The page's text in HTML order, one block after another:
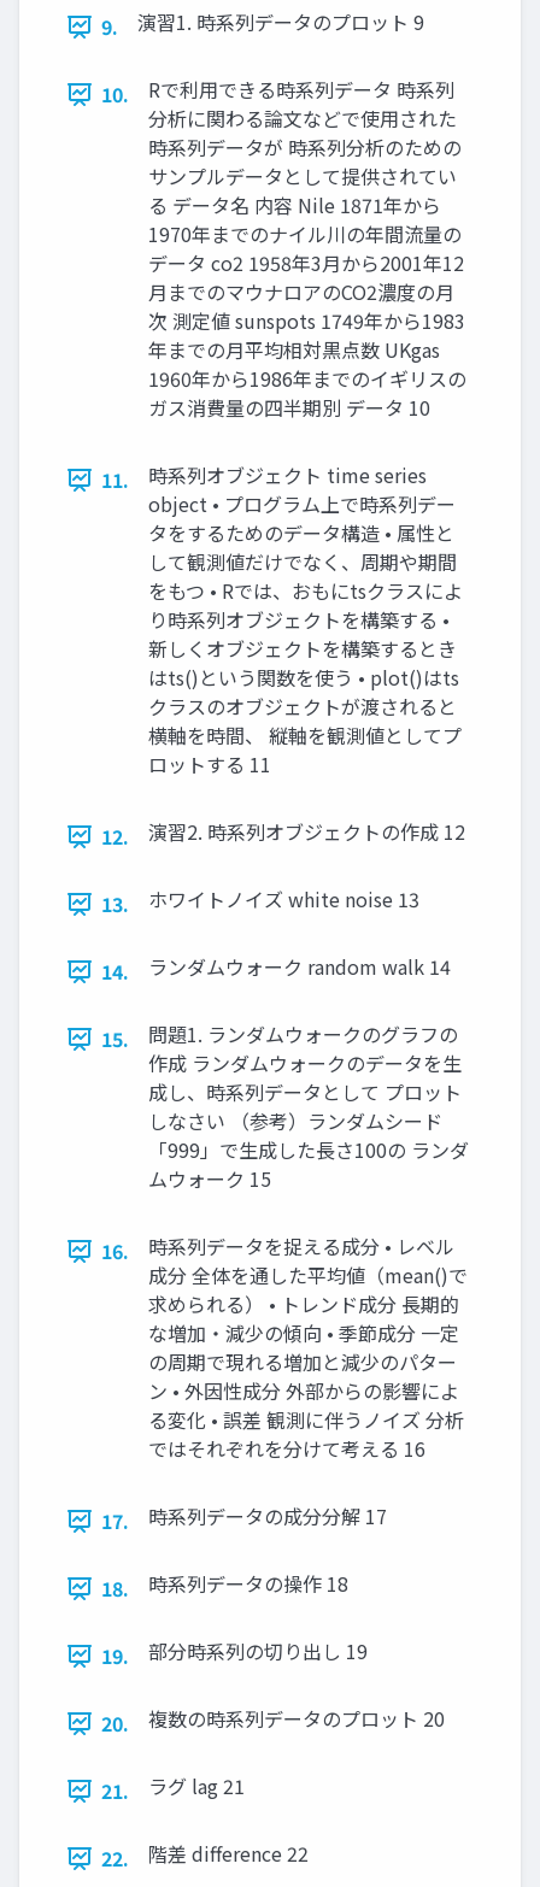
9. 演習1. 時系列データのプロット 9
10.
Rで利用できる時系列データ 時系列
分析に関わる論文などで使用された
時系列データが 時系列分析のための
サンプルデータとして提供されてい
る データ名 内容 Nile 1871年から
1970年までのナイル川の年間流量の
データ co2 1958年3月から2001年12
月までのマウナロアのCO2濃度の月
次 測定値 sunspots 1749年から1983
年までの月平均相対黒点数 UKgas
1960年から1986年までのイギリスの
ガス消費量の四半期別 データ 10
11.
時系列オブジェクト time series
object • プログラム上で時系列デー
タをするためのデータ構造 • 属性と
して観測値だけでなく、周期や期間
をもつ • Rでは、おもにtsクラスによ
り時系列オブジェクトを構築する •
新しくオブジェクトを構築するとき
はts()という関数を使う • plot()はts
クラスのオブジェクトが渡されると
横軸を時間、 縦軸を観測値としてプ
ロットする 11
12. 演習2. 時系列オブジェクトの作成 12
13. ホワイトノイズ white noise 13
14. ランダムウォーク random walk 14
15.
問題1. ランダムウォークのグラフの
作成 ランダムウォークのデータを生
成し、時系列データとして プロット
しなさい （参考）ランダムシード
「999」で生成した長さ100の ランダ
ムウォーク 15
16.
時系列データを捉える成分 • レベル
成分 全体を通した平均値（mean()で
求められる） • トレンド成分 長期的
な増加・減少の傾向 • 季節成分 一定
の周期で現れる増加と減少のパター
ン • 外因性成分 外部からの影響によ
る変化 • 誤差 観測に伴うノイズ 分析
ではそれぞれを分けて考える 16
17. 時系列データの成分分解 17
18. 時系列データの操作 18
19. 部分時系列の切り出し 19
20. 複数の時系列データのプロット 20
21. ラグ lag 21
22. 階差 difference 22